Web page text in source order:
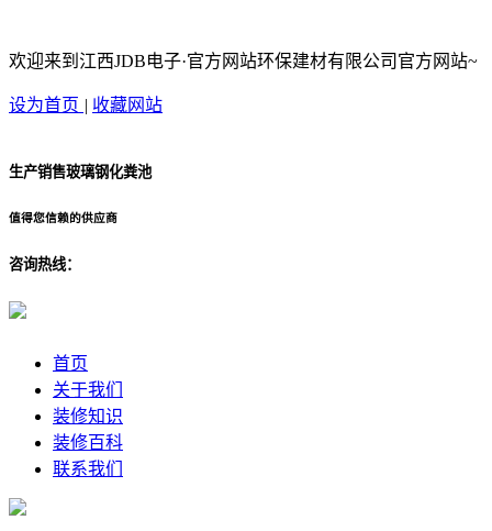
欢迎来到江西JDB电子·官方网站环保建材有限公司官方网站~
设为首页 | 收藏网站
生产销售玻璃钢化粪池
值得您信赖的供应商
咨询热线：
首页
关于我们
装修知识
装修百科
联系我们